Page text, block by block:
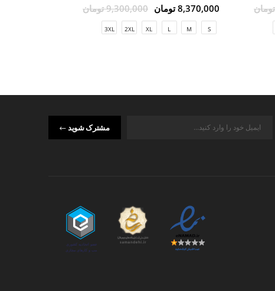
8,370,000 تومان 9,300,000 تومان
S
M
L
XL
2XL
3XL
مشترک شوید